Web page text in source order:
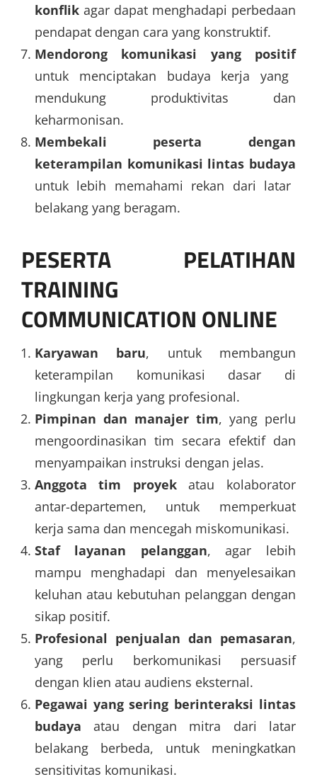
konflikagar dapat menghadapi perbedaan
pendapat dengan cara yang konstruktif.
Mendorong komunikasi yang positif
untuk menciptakan budaya kerja yang
mendukung produktivitas dan
keharmonisan.
Membekali peserta dengan
keterampilan komunikasi lintas budaya
untuk lebih memahami rekan dari latar
belakang yang beragam.
PESERTA PELATIHAN
TRAINING
COMMUNICATION ONLINE
Karyawan baru, untuk membangun
keterampilan komunikasi dasar di
lingkungan kerja yang profesional.
Pimpinan dan manajer tim, yang perlu
mengoordinasikan tim secara efektif dan
menyampaikan instruksi dengan jelas.
Anggota tim proyekatau kolaborator
antar-departemen, untuk memperkuat
kerja sama dan mencegah miskomunikasi.
Staf layanan pelanggan, agar lebih
mampu menghadapi dan menyelesaikan
keluhan atau kebutuhan pelanggan dengan
sikap positif.
Profesional penjualan dan pemasaran,
yang perlu berkomunikasi persuasif
dengan klien atau audiens eksternal.
Pegawai yang sering berinteraksi lintas
budaya atau dengan mitra dari latar
belakang berbeda, untuk meningkatkan
sensitivitas komunikasi.